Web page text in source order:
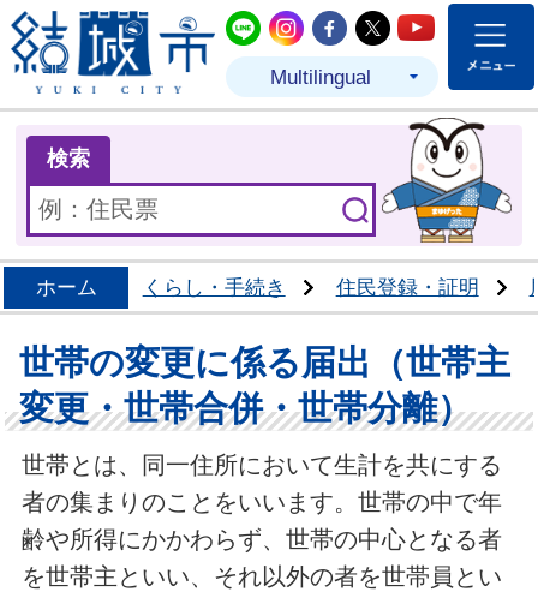
結城市公式LINE
結城市公式Instagram
結城市公式
結城市公式
結城市
Multilingual
検索
ホーム くらし・手続き 住民登録・証明
世帯の変更に係る届出（世帯主
変更・世帯合併・世帯分離）
世帯とは、同一住所において生計を共にする
者の集まりのことをいいます。世帯の中で年
齢や所得にかかわらず、世帯の中心となる者
を世帯主といい、それ以外の者を世帯員とい